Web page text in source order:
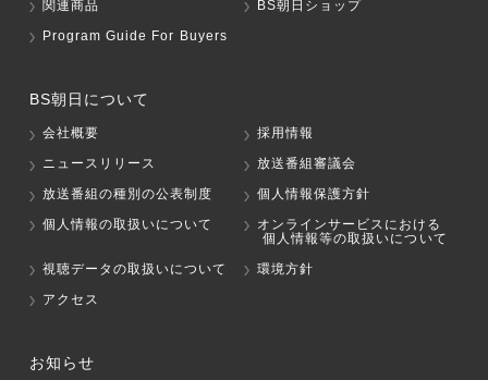
関連商品
BS朝日ショップ
Program Guide For Buyers
BS朝日について
会社概要
採用情報
ニュースリリース
放送番組審議会
放送番組の種別の公表制度
個人情報保護方針
個人情報の取扱いについて
オンラインサービスにおける
個人情報等の取扱いについて
視聴データの取扱いについて
環境方針
アクセス
お知らせ